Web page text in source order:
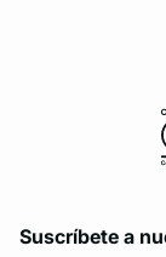
Suscríbete a